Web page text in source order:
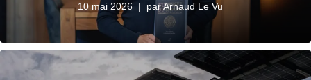
10 mai 2026 parArnaud Le Vu